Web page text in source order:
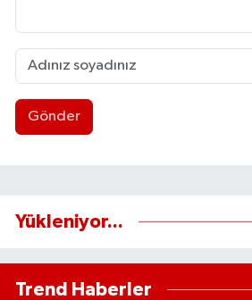
Gönder
Yükleniyor...
Trend Haberler